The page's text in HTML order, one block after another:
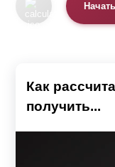
Как
получить...